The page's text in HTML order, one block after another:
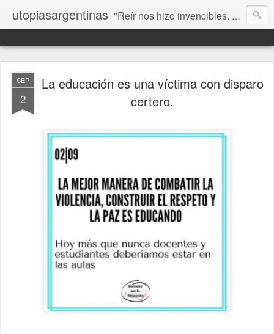
utopiasargentinas "Reír nos hizo invencibles. No como los que siempre ganan, sino como aquellos que no se rinden”. Frida Kahlo
SEP
2
La educación es una víctima con disparo
certero.